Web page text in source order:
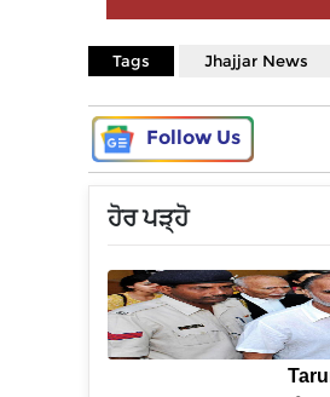
Tags Jhajjar News
Follow Us
ਹੋਰ ਪੜ੍ਹੋ